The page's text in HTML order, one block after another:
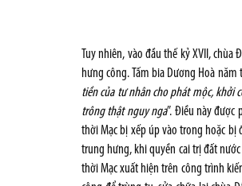
Tuy nhiên, vào đầu thế kỷ XVII,
hưng công. Tấm bia Dương Hoà
tiền của tư nhân cho phát mộc, khởi
trông thật nguy nga”. Điều này được
thời Mạc bị xếp úp vào trong hoặc bị
trung hưng, khi quyền cai trị đất
thời Mạc xuất hiện trên công trình